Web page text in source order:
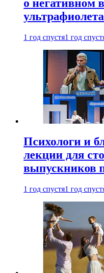
о негативном
1 год спустя1 год
Психологи и
лекции для
выпускников
1 год спустя1 год